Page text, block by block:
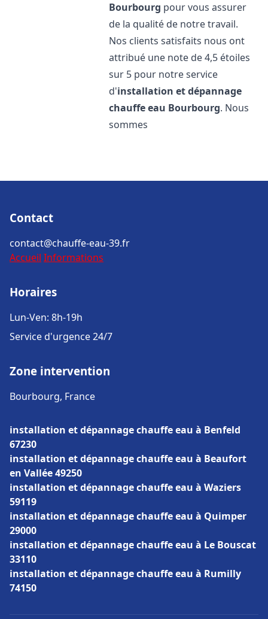
Bourbourg pour vous assurer
de la qualité de notre travail.
Nos clients satisfaits nous ont
attribué une note de 4,5 étoiles
sur 5 pour notre service
d'installation et dépannage
chauffe eau Bourbourg. Nous
sommes
Contact
contact@chauffe-eau-39.fr
Accueil Informations
Horaires
Lun-Ven: 8h-19h
Service d'urgence 24/7
Zone intervention
Bourbourg, France
installation et dépannage chauffe eau à Benfeld
67230
installation et dépannage chauffe eau à Beaufort
en Vallée 49250
installation et dépannage chauffe eau à Waziers
59119
installation et dépannage chauffe eau à Quimper
29000
installation et dépannage chauffe eau à Le Bouscat
33110
installation et dépannage chauffe eau à Rumilly
74150